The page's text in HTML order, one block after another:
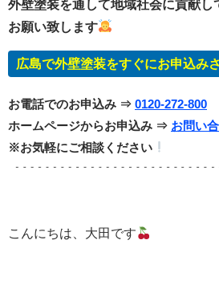
外壁塗装を通して地域社会に貢献し
お願い致します
広島で外壁塗装をすぐにお申込み
お電話でのお申込み ⇒ 0120-272-800
ホームページからお申込み ⇒ お問い
※お気軽にご相談ください
こんにちは、大田です